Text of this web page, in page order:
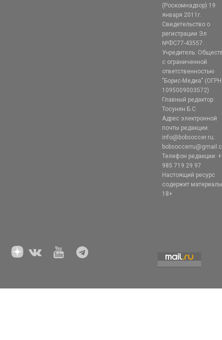
(Роскомнадзор) 19
января 2011г.
Свидетельство о
регистрации Эл
№ФС77-43557.
Учредитель:
с ограниченной
ответственностью
"Борис-Медиа" (ОГРН
1095009003572)
Главный редактор:
Тосунян Б.С.
Адрес электронной
почты редакции:
info@bobsoccer.ru;
Телефон редакции:
985 719 29 97
Настоящий ресурс
содержит
18+